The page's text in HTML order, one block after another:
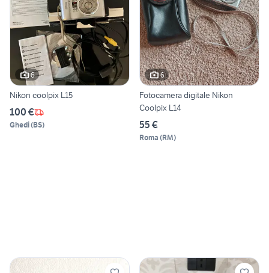
6
Nikon coolpix L15
100 €
Ghedi(BS)
6
Fotocamera digitale Nikon
Coolpix L14
55 €
Roma (RM)